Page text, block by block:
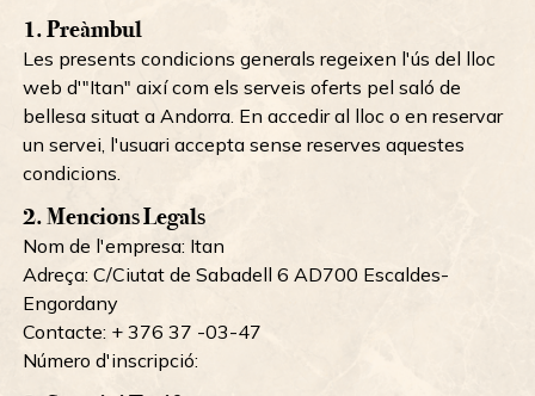
1. Preàmbul
Les presents condicions generals regeixen l'ús del lloc
web d'"Itan" així com els serveis oferts pel saló de
bellesa situat a Andorra. En accedir al lloc o en reservar
un servei, l'usuari accepta sense reserves aquestes
condicions.
2. Mencions Legals
Nom de l'empresa: Itan
Adreça: C/Ciutat de Sabadell 6 AD700 Escaldes-
Engordany
Contacte: + 376 37 -03-47
Número d'inscripció: